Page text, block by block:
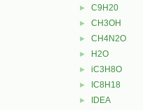
► C9H20
► CH3OH
► CH4N2O
► H2O
► iC3H8O
► IC8H18
► IDEA